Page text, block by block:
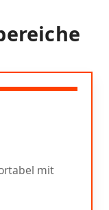
mit